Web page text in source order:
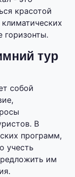
красотой
горизонты.
тур
собой
В
программ,
учесть
им